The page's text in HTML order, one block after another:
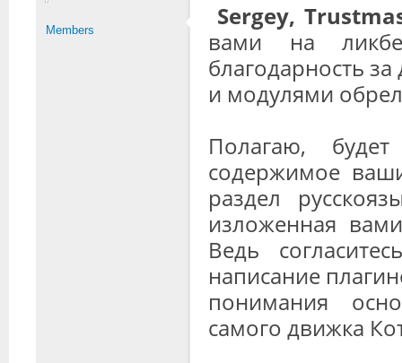
Members
Sergey,
вами на
благодарность
и модулями
Полагаю,
содержимое
раздел
изложенная
Ведь
написание
понимания
самого движка